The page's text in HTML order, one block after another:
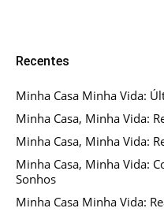
Recentes
Minha Casa Minha Vida:
Minha Casa, Minha Vida:
Minha Casa, Minha Vida:
Minha Casa, Minha Vida:
Sonhos
Minha Casa Minha Vida: